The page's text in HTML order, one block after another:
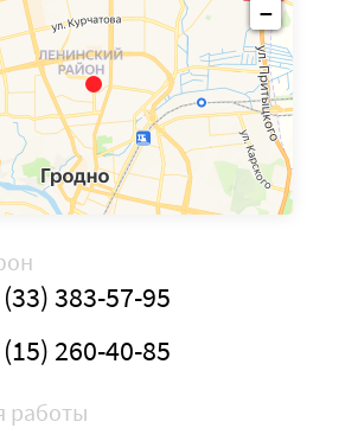
−
383-57-95
260-40-85
работы